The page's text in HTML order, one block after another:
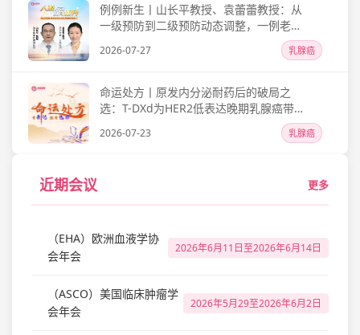
例例新生丨山长平教授、袁蕾蕾教授：从
一级预防到二级预防动态调整，一例老年
乳腺癌辅助化疗FN管理带来的临床启示
2026-07-27 乳腺癌
命运处方丨原发内分泌耐药后的破局之
选：T-DXd为HER2低表达晚期乳腺癌带来
2026-07-23 乳腺癌
近期会议 更多
（EHA）欧洲血液学协
会年会
2026年6月11日至2026年6月14日
（ASCO）美国临床肿瘤学
会年会
2026年5月29至2026年6月2日